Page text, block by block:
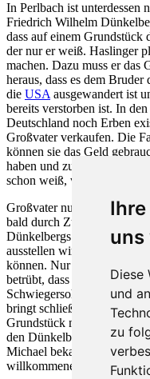
uns
Diese
und
zu
In Perlbach ist unterdessen
Friedrich Wilhelm
dass auf einem Grundstück
der nur er weiß. Haslinger
machen. Dazu muss er das
heraus, dass es dem
die USAausgewandert ist
bereits verstorben ist. In
Deutschland noch Erben
Großvater verkaufen. Die
können sie das Geld
haben und zum anderen
schon weiß, wie er aus der
Großvater nutzt die Familie
bald durch Zufall vom
Dünkelbergs hoffen, dass
ausstellen wird und sie so
können. Nur Ev ahnt von
betrübt, dass ihr Stiefvater
Schwiegersohn ablehnen,
bringt schließlich alles zu
Grundstück mit Heilquelle,
den Dünkelbergs. Am Ende
Michael bekannt geben, der
willkommener